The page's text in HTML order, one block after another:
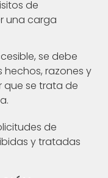
de
una carga
se debe
razones y
se trata de
de
y tratadas